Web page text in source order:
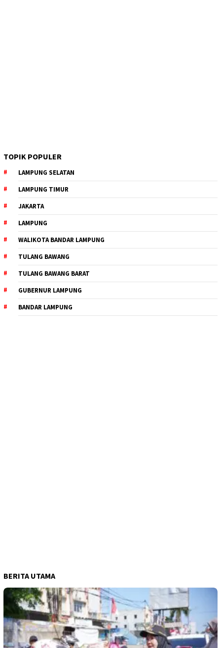
TOPIK POPULER
LAMPUNG SELATAN
LAMPUNG TIMUR
JAKARTA
LAMPUNG
WALIKOTA BANDAR LAMPUNG
TULANG BAWANG
TULANG BAWANG BARAT
GUBERNUR LAMPUNG
BANDAR LAMPUNG
BERITA UTAMA